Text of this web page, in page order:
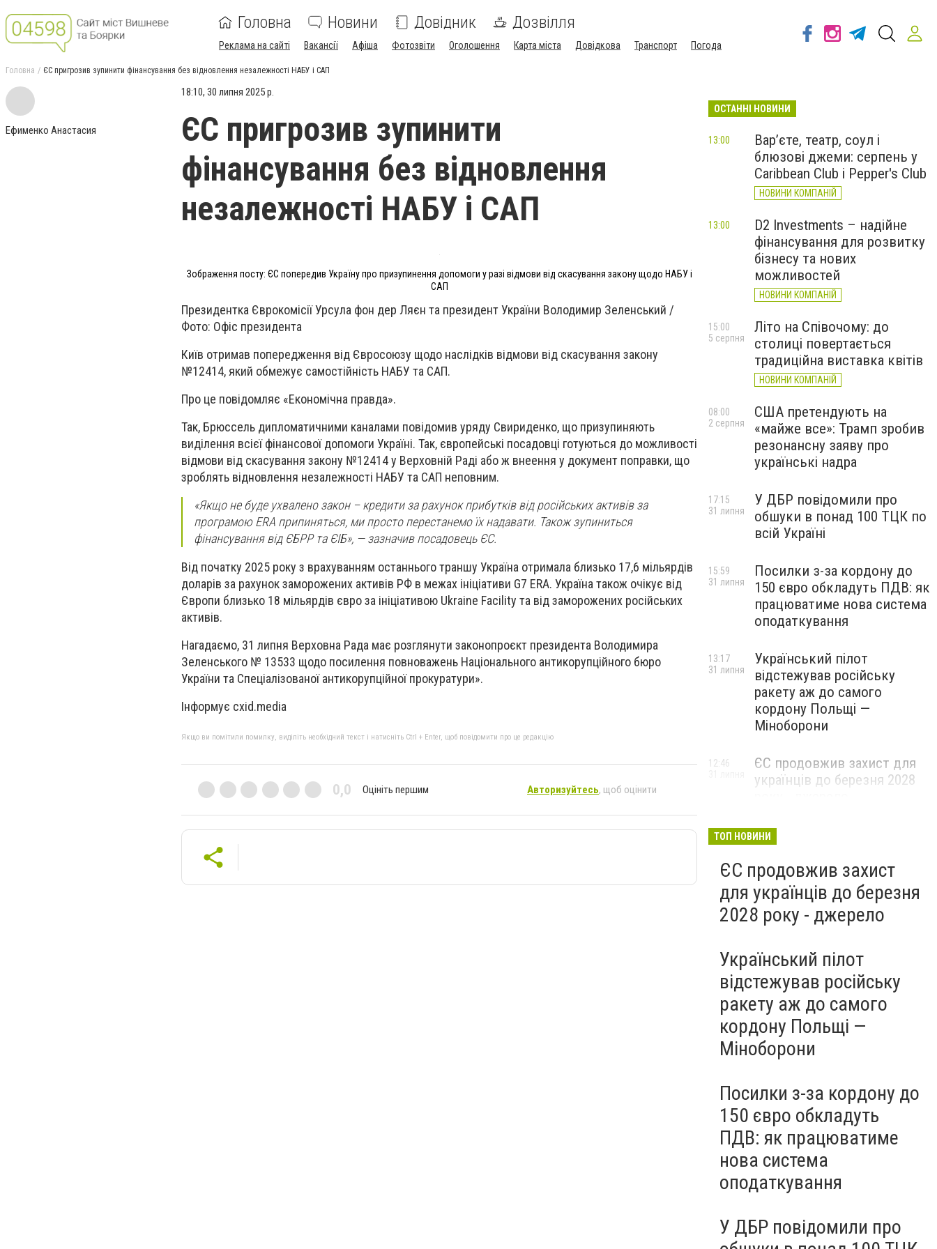
Головна Новини Довідник Дозвілля
Реклама на сайті Вакансії Афіша Фотозвіти Оголошення Карта міста Довідкова Транспорт Погода
Головна ЄС пригрозив зупинити фінансування без відновлення незалежності НАБУ і САП
Ефименко Анастасия
18:10, 30 липня 2025 р.
ЄС пригрозив зупинити
фінансування без відновлення
незалежності НАБУ і САП
Зображення посту: ЄС попередив Україну про призупинення допомоги у разі відмови від скасування закону щодо НАБУ і
САП
Президентка Єврокомісії Урсула фон дер Ляєн та президент України Володимир Зеленський /
Фото: Офіс президента
Київ отримав попередження від Євросоюзу щодо наслідків відмови від скасування закону
№12414, який обмежує самостійність НАБУ та САП.
Про це повідомляє «Економічна правда».
Так, Брюссель дипломатичними каналами повідомив уряду Свириденко, що призупиняють
виділення всієї фінансової допомоги Україні. Так, європейські посадовці готуються до можливості
відмови від скасування закону №12414 у Верховній Раді або ж внеення у документ поправки, що
зроблять відновлення незалежності НАБУ та САП неповним.
«Якщо не буде ухвалено закон – кредити за рахунок прибутків від російських активів за
програмою ERA припиняться, ми просто перестанемо їх надавати. Також зупиниться
фінансування від ЄБРР та ЄІБ», — зазначив посадовець ЄС.
Від початку 2025 року з врахуванням останнього траншу Україна отримала близько 17,6 мільярдів
доларів за рахунок заморожених активів РФ в межах ініціативи G7 ERA. Україна також очікує від
Європи близько 18 мільярдів євро за ініціативою Ukraine Facility та від заморожених російських
активів.
Нагадаємо, 31 липня Верховна Рада має розглянути законопроєкт президента Володимира
Зеленського № 13533 щодо посилення повноважень Національного антикорупційного бюро
України та Спеціалізованої антикорупційної прокуратури».
Інформує cxid.media
Якщо ви помітили помилку, виділіть необхідний текст і натисніть Ctrl + Enter, щоб повідомити про це редакцію
0,0 Оцініть першим Авторизуйтесь, щоб оцінити
ОСТАННІ НОВИНИ
Вар’єте, театр, соул і
блюзові джеми: серпень у
Caribbean Club і Pepper's Club
НОВИНИ КОМПАНІЙ
13:00
D2 Investments – надійне
фінансування для розвитку
бізнесу та нових
можливостей
НОВИНИ КОМПАНІЙ
13:00
Літо на Співочому: до
столиці повертається
традиційна виставка квітів
НОВИНИ КОМПАНІЙ
15:00
5 серпня
США претендують на
«майже все»: Трамп зробив
резонансну заяву про
українські надра
08:00
2 серпня
У ДБР повідомили про
обшуки в понад 100 ТЦК по
всій Україні
17:15
31 липня
Посилки з-за кордону до
150 євро обкладуть ПДВ: як
працюватиме нова система
оподаткування
15:59
31 липня
Український пілот
відстежував російську
ракету аж до самого
кордону Польщі —
Міноборони
13:17
31 липня
ЄС продовжив захист для
українців до березня 2028
12:46
ТОП НОВИНИ
ЄС продовжив захист
для українців до березня
2028 року - джерело
Український пілот
відстежував російську
ракету аж до самого
кордону Польщі —
Міноборони
Посилки з-за кордону до
150 євро обкладуть
ПДВ: як працюватиме
нова система
оподаткування
У ДБР повідомили про